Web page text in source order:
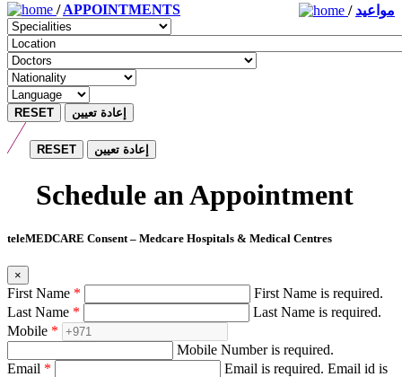
/APPOINTMENTS / مواعيد
RESET إعادة تعيين
RESET إعادة تعيين
Schedule an Appointment
teleMEDCARE Consent – Medcare Hospitals & Medical Centres
×
First Name *
First Name is required.
Last Name *
Last Name is required.
Mobile *
Mobile Number is required.
Email * Email is required. Email id is